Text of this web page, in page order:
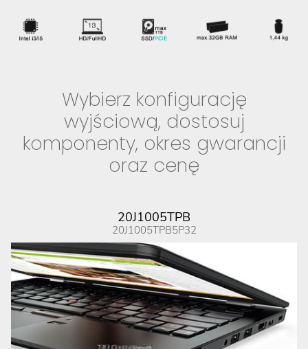
Wybierz konfigurację
wyjściową, dostosuj
komponenty, okres gwarancji
oraz cenę
20J1005TPB
20J1005TPB5P32